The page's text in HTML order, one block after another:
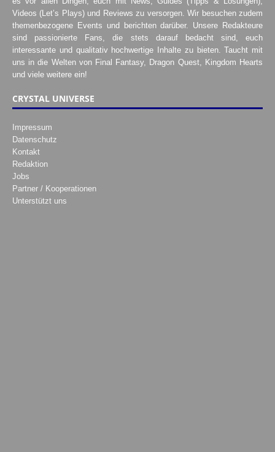
Videos (Let’s Plays) und Reviews zu versorgen. Wir besuchen zudem
themenbezogene Events und berichten darüber. Unsere Redakteure
sind passionierte Fans, die stets darauf bedacht sind, euch
interessante und qualitativ hochwertige Inhalte zu bieten. Taucht mit
uns in die Welten von Final Fantasy, Dragon Quest, Kingdom Hearts
und viele weitere ein!
CRYSTAL UNIVERSE
Impressum
Datenschutz
Kontakt
Redaktion
Jobs
Partner / Kooperationen
Unterstützt uns